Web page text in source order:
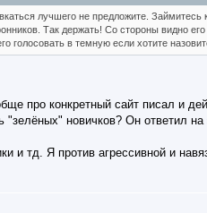
лучшего не предложите.
Так держать! Со стороны видно
в темную если хотите
про конкретный сайт писал и
новичков? Он ответил
и тд. Я против агрессивной и